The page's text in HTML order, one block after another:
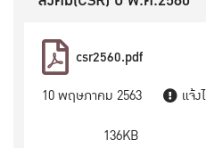
csr2560.pdf
10 พฤษภาคม 2563
แจ้
136KB